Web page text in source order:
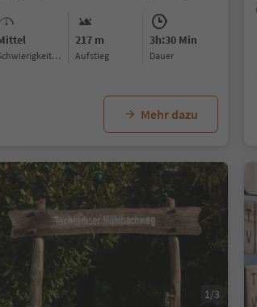
Schwierigkeitsgrad
217 m
Aufstieg
3h:30 Min
Dauer
Mehr dazu
1/3